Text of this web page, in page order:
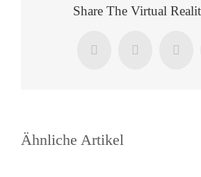
Share The Virtual
Facebook
X
Ähnliche Artikel